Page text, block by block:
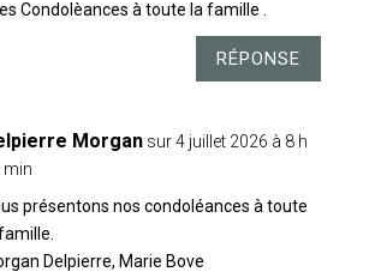
Condolèances à toute la famille .
RÉPONSE
Morgan sur 4 juillet 2026 à 8 h
min
présentons nos condoléances à toute
Delpierre, Marie Bove